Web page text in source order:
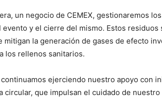
un negocio de CEMEX, gestionaremos
y el cierre del mismo. Estos residuos
mitigan la generación de gases de efecto
los rellenos sanitarios.
continuamos ejerciendo nuestro apoyo con
circular, que impulsan el cuidado de